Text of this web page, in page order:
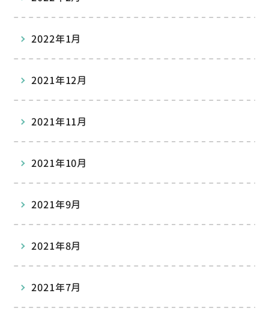
2022年1月
2021年12月
2021年11月
2021年10月
2021年9月
2021年8月
2021年7月